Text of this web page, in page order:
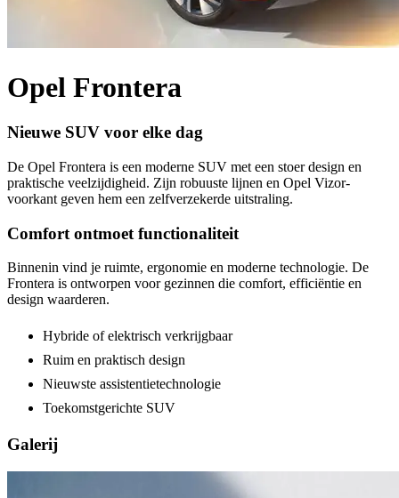
Opel Frontera
Nieuwe SUV voor elke dag
De Opel Frontera is een moderne SUV met een stoer design en
praktische veelzijdigheid. Zijn robuuste lijnen en Opel Vizor-
voorkant geven hem een zelfverzekerde uitstraling.
Comfort ontmoet functionaliteit
Binnenin vind je ruimte, ergonomie en moderne technologie. De
Frontera is ontworpen voor gezinnen die comfort, efficiëntie en
design waarderen.
Hybride of elektrisch verkrijgbaar
Ruim en praktisch design
Nieuwste assistentietechnologie
Toekomstgerichte SUV
Galerij